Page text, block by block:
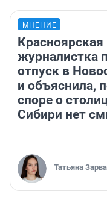
МНЕНИЕ
Красноярская
журналистка
отпуск в
и объяснила,
споре о
Сибири нет
Татьяна Зарва